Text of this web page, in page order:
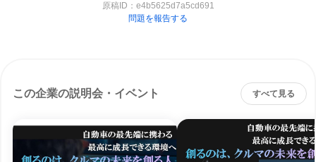
原稿ID： e4b5625d7a5cd691
問題を報告する
この企業の説明会・イベント すべて見る